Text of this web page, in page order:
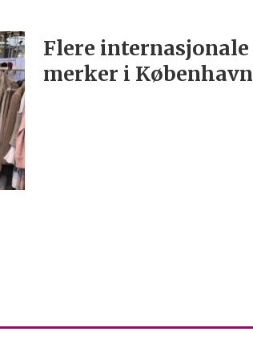
Flere internasjonale
merker i København